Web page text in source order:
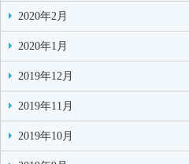
2020年2月
2020年1月
2019年12月
2019年11月
2019年10月